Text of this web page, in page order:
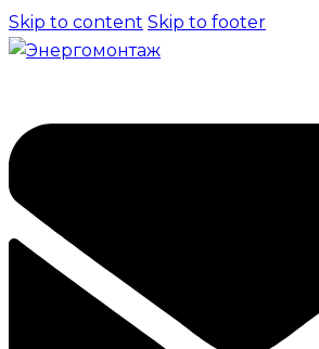
Skip to content Skip to footer